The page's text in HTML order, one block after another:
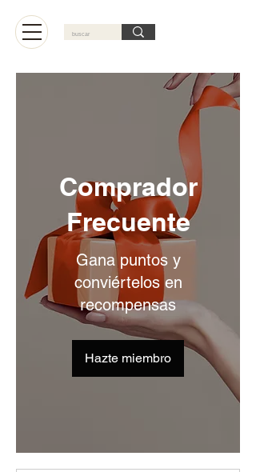
Comprador
Frecuente
Gana puntos y
conviértelos en
recompensas
Hazte miembro